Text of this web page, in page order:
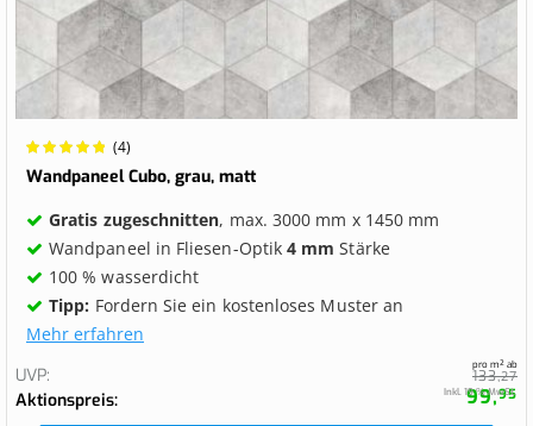
Wertung:
100%
(4)
Wandpaneel Cubo, grau, matt
Gratis zugeschnitten, max. 3000 mm x 1450 mm
Wandpaneel in Fliesen-Optik4 mm Stärke
100 % wasserdicht
Tipp: Fordern Sie ein kostenloses Muster an
Mehr erfahren
UVP
133,27
Aktionspreis
pro m² ab
99,95
Inkl. 19 % MwSt.